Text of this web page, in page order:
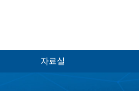
자료실